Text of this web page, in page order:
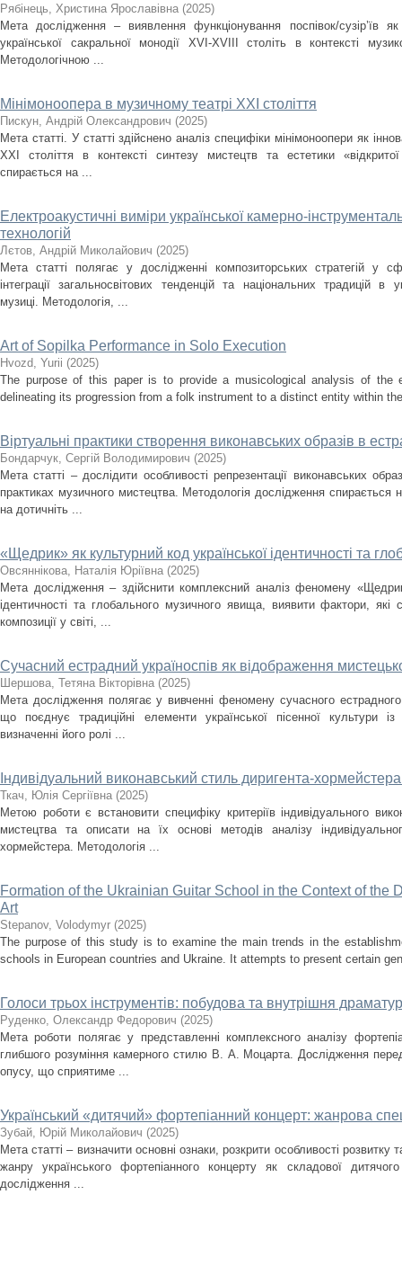
Рябінець, Христина Ярославівна (2025)
Мета дослідження – виявлення функціонування поспівок/сузір’їв
української сакральної монодії XVI-XVIII cтоліть в контексті
Методологічною ...
Мінімоноопера в музичному театрі ХХІ століття
Пискун, Андрій Олександрович (2025)
Мета статті. У статті здійснено аналіз специфіки мінімоноопери як
ХХІ століття в контексті синтезу мистецтв та естетики
спирається на ...
Електроакустичні виміри української камерно-
технологій
Лєтов, Андрій Миколайович (2025)
Мета статті полягає у дослідженні композиторських стратегій у
інтеграції загальносвітових тенденцій та національних традицій в
музиці. Методологія, ...
Art of Sopilka Performance in Solo Execution
Нvozd, Yurii (2025)
The purpose of this paper is to provide a musicological analysis of the
delineating its progression from a folk instrument to a distinct entity within
Віртуальні практики створення виконавських образів в
Бондарчук, Сергій Володимирович (2025)
Мета статті – дослідити особливості репрезентації виконавських
практиках музичного мистецтва. Методологія дослідження спирається
на дотичніть ...
«Щедрик» як культурний код української ідентичності та
Овсяннікова, Наталія Юріївна (2025)
Мета дослідження – здійснити комплексний аналіз феномену
ідентичності та глобального музичного явища, виявити фактори,
композиції у світі, ...
Сучасний естрадний україноспів як відображення
Шершова, Тетяна Вікторівна (2025)
Мета дослідження полягає у вивченні феномену сучасного
що поєднує традиційні елементи української пісенної культури
визначенні його ролі ...
Індивідуальний виконавський стиль диригента-
Ткач, Юлія Сергіївна (2025)
Метою роботи є встановити специфіку критеріїв індивідуального
мистецтва та описати на їх основі методів аналізу
хормейстера. Методологія ...
Formation of the Ukrainian Guitar School in the Context of the
Art
Stepanov, Volodymyr (2025)
The purpose of this study is to examine the main trends in the
schools in European countries and Ukraine. It attempts to present certain
Голоси трьох інструментів: побудова та внутрішня
Руденко, Олександр Федорович (2025)
Мета роботи полягає у представленні комплексного аналізу
глибшого розуміння камерного стилю В. А. Моцарта. Дослідження
опусу, що сприятиме ...
Український «дитячий» фортепіанний концерт: жанрова
Зубай, Юрій Миколайович (2025)
Мета статті – визначити основні ознаки, розкрити особливості
жанру українського фортепіанного концерту як складової
дослідження ...